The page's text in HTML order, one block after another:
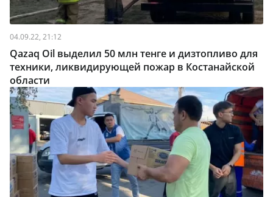
04.09.22, 21:12
Qazaq Oil выделил 50 млн тенге и дизтопливо для
техники, ликвидирующей пожар в Костанайской
области